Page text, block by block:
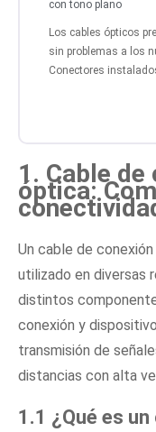
con tono plano
Los cables ópticos
sin problemas a los
Conectores
1. Cable
óptica:
Un cable de
utilizado en diversas
distintos
conexión y
transmisión de
distancias con alta
1.1 ¿Qué es